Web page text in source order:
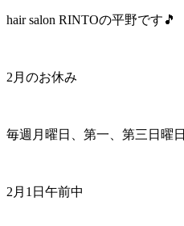
hair salon RINTOの平野です🎵
2月のお休み
毎週月曜日、第一、第三日曜日
2月1日午前中